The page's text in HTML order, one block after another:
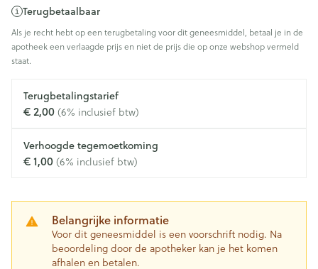
Terugbetaalbaar
Als je recht hebt op een terugbetaling voor dit geneesmiddel, betaal je in de
apotheek een verlaagde prijs en niet de prijs die op onze webshop vermeld
staat.
Terugbetalingstarief
€ 2,00(6% inclusief btw)
Verhoogde tegemoetkoming
€ 1,00(6% inclusief btw)
Belangrijke informatie
Voor dit geneesmiddel is een voorschrift nodig. Na
beoordeling door de apotheker kan je het komen
afhalen en betalen.